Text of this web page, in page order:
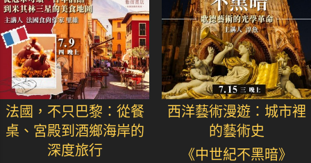
法國，不只巴黎：從餐
桌、宮殿到酒鄉海岸的
深度旅行
西洋藝術漫遊：城市裡
的藝術史
《中世紀不黑暗》